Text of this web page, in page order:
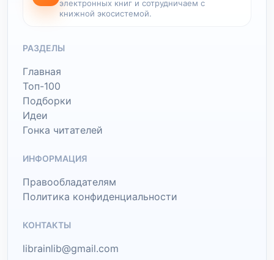
электронных книг и сотрудничаем с
книжной экосистемой.
РАЗДЕЛЫ
Главная
Топ-100
Подборки
Идеи
Гонка читателей
ИНФОРМАЦИЯ
Правообладателям
Политика конфиденциальности
КОНТАКТЫ
librainlib@gmail.com